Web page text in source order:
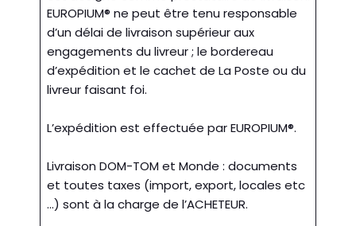
EUROPIUM® ne peut être tenu responsable
d’un délai de livraison supérieur aux
engagements du livreur ; le bordereau
d’expédition et le cachet de La Poste ou du
livreur faisant foi.
L’expédition est effectuée par EUROPIUM®.
Livraison DOM-TOM et Monde : documents
et toutes taxes (import, export, locales etc
…) sont à la charge de l’ACHETEUR.